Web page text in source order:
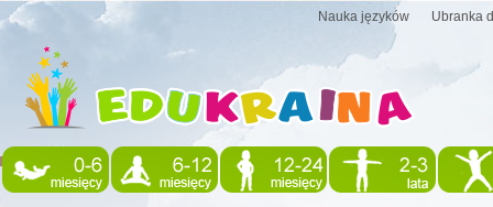
Nauka języków Ubranka